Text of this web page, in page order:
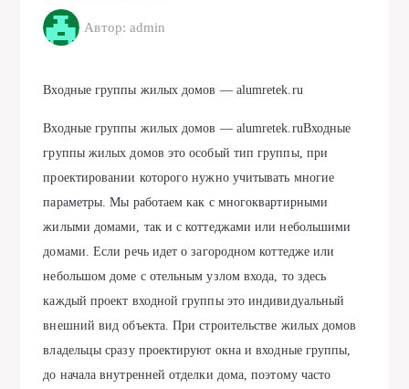
Автор: admin
Входные группы жилых домов — alumretek.ru
Входные группы жилых домов — alumretek.ruВходные
группы жилых домов это особый тип группы, при
проектировании которого нужно учитывать многие
параметры. Мы работаем как с многоквартирными
жилыми домами, так и с коттеджами или небольшими
домами. Если речь идет о загородном коттедже или
небольшом доме с отельным узлом входа, то здесь
каждый проект входной группы это индивидуальный
внешний вид объекта. При строительстве жилых домов
владельцы сразу проектируют окна и входные группы,
до начала внутренней отделки дома, поэтому часто